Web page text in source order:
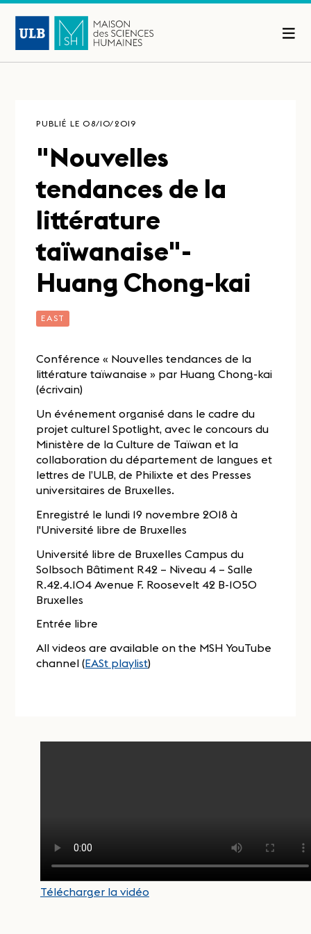
PUBLIÉ LE 08/10/2019
"Nouvelles
tendances de la
littérature
taïwanaise"-
Huang Chong-kai
EAST
Conférence « Nouvelles tendances de la
littérature taïwanaise » par Huang Chong-kai
(écrivain)
Un événement organisé dans le cadre du
projet culturel Spotlight, avec le concours du
Ministère de la Culture de Taïwan et la
collaboration du département de langues et
lettres de l’ULB, de Philixte et des Presses
universitaires de Bruxelles.
Enregistré le lundi 19 novembre 2018 à
l'Université libre de Bruxelles
Université libre de Bruxelles Campus du
Solbsoch Bâtiment R42 – Niveau 4 – Salle
R.42.4.104 Avenue F. Roosevelt 42 B-1050
Bruxelles
Entrée libre
All videos are available on the MSH YouTube
channel (EASt playlist)
Télécharger la vidéo